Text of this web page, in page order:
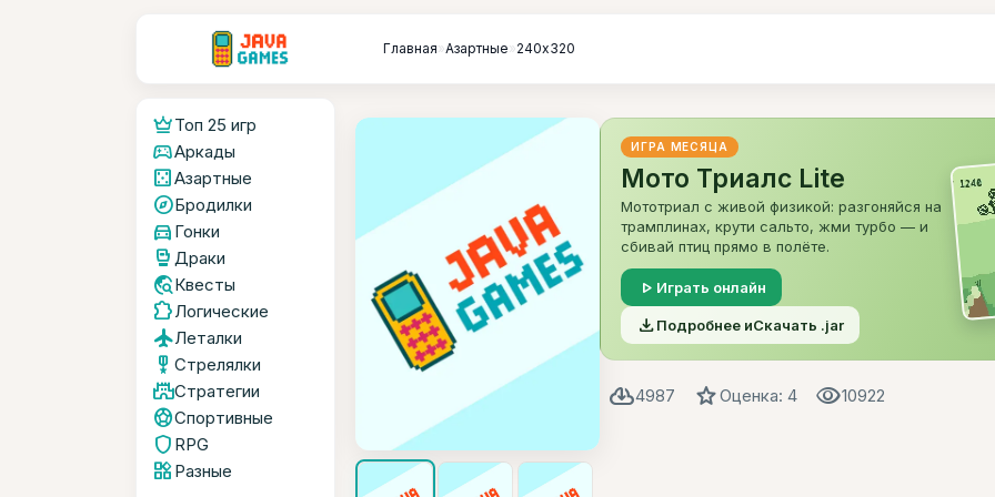
Главная»Азартные»240х320
crownТоп 25 игр
sports_esportsАркады
casinoАзартные
exploreБродилки
directions_car Гонки
sports_mma Драки
travel_exploreКвесты
extensionЛогические
flightЛеталки
military_tech Стрелялки
castleСтратегии
sports_soccerСпортивные
shield RPG
widgetsРазные
ИГРА МЕСЯЦА
Мото Триалс Lite
Мототриал с живой физикой: разгоняйся на
трамплинах, крути сальто, жми турбо — и
сбивай птиц прямо в полёте.
play_arrow Играть онлайн
file_downloadПодробнее иСкачать .jar
cloud_download4987 starОценка: 4 visibility10922